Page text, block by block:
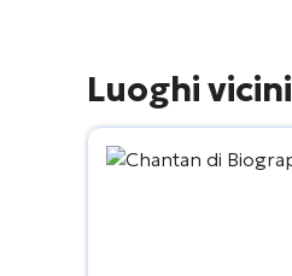
Luoghi vicini